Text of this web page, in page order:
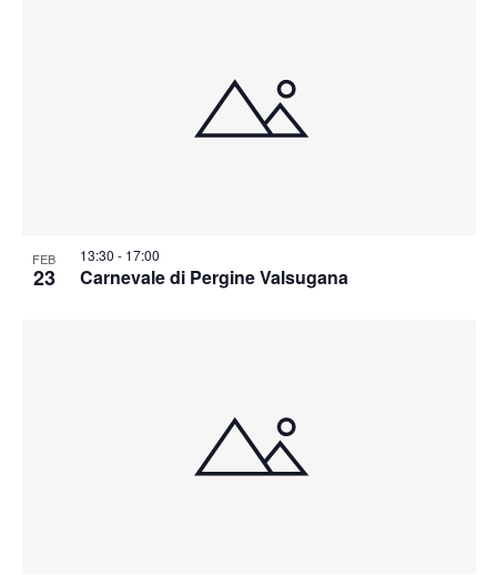
FEB
23 Carnevale di Pergine Valsugana
13:30 - 17:00